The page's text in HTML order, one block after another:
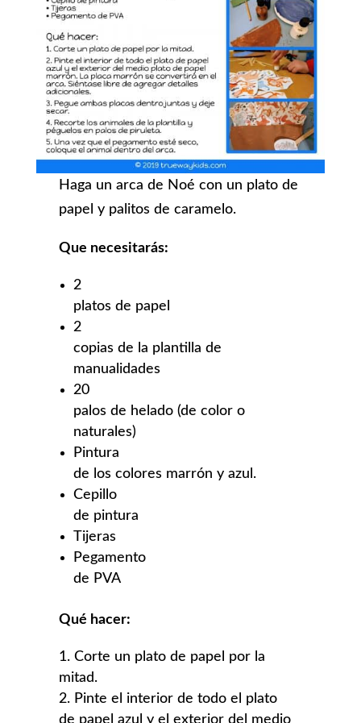
Haga un arca de Noé con un plato de
papel y palitos de caramelo.
Que necesitarás:
2
platos de papel
2
copias de la plantilla de
manualidades
20
palos de helado (de color o
naturales)
Pintura
de los colores marrón y azul.
Cepillo
de pintura
Tijeras
Pegamento
de PVA
Qué hacer:
Corte un plato de papel por la
mitad.
Pinte el interior de todo el plato
de papel azul y el exterior del medio